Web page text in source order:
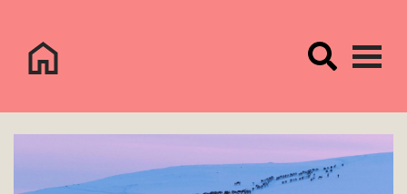
Logo Sorsele Webbportal